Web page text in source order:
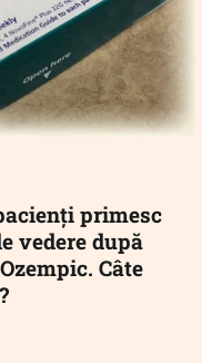
primesc
vedere după
Câte